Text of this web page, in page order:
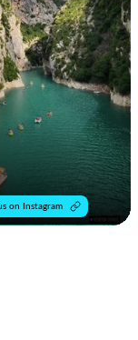
on Instagram